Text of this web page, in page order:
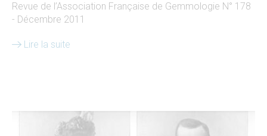
Revue de l’Association Française de Gemmologie N° 178
- Décembre 2011
Lire la suite